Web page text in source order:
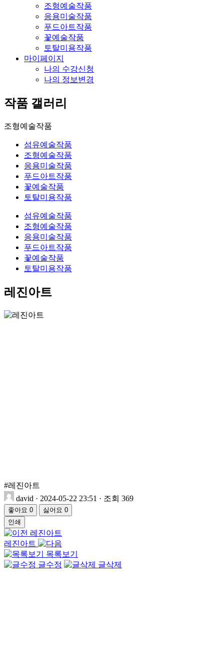
조형예술작품
응용미술작품
푸드아트작품
꽃예술작품
토탈미용작품
마이페이지
나의 수강신청
나의 정보변경
작품 갤러리
조형예술작품
섬유예술작품
조형예술작품
응용미술작품
푸드아트작품
꽃예술작품
토탈미용작품
섬유예술작품
조형예술작품
응용미술작품
푸드아트작품
꽃예술작품
토탈미용작품
레진아트
#레진아트
david · 2024-05-22 23:51 · 조회 369
좋아요 0 싫어요 0
인쇄
레진아트
레진아트
목록보기
글수정
글삭제